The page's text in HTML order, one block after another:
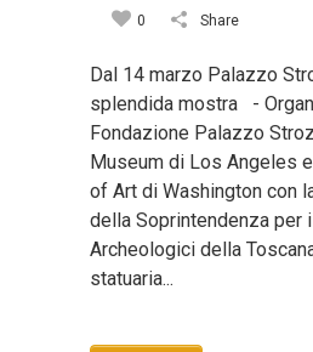
0
Share
Dal 14 marzo Palazzo
splendida mostra -
Fondazione Palazzo
Museum di Los Angeles
of Art di Washington con
della Soprintendenza per
Archeologici della
statuaria...